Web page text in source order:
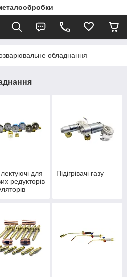
обладнання
для
редукторів
Підігрівачі газу